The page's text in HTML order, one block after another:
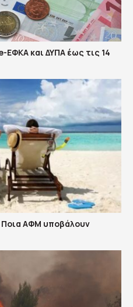
και ΔΥΠΑ έως τις 14
ΑΦΜ υποβάλουν